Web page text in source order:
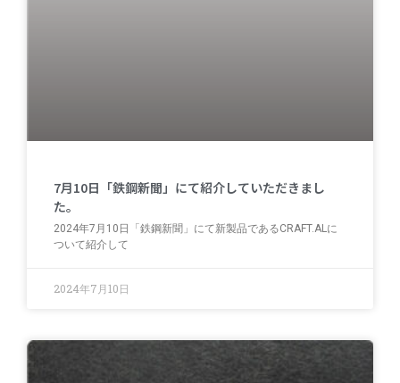
7月10日「鉄鋼新聞」にて紹介していただきまし
た。
2024年7月10日「鉄鋼新聞」にて新製品であるCRAFT.ALに
ついて紹介して
2024年7月10日